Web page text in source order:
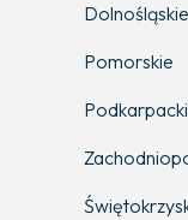
Dolnośląskie
Pomorskie